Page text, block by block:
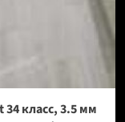
34 класс, 3.5 мм